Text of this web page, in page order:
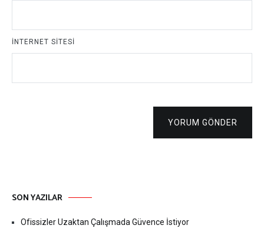
İNTERNET SITESI
YORUM GÖNDER
SON YAZILAR
Ofissizler Uzaktan Çalışmada Güvence İstiyor